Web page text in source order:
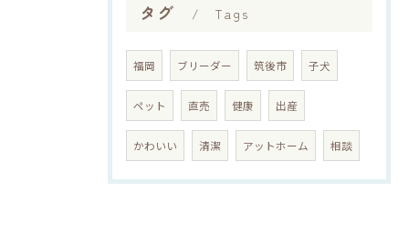
タグ Tags
福岡 ブリーダー 筑後市 子犬
ペット 直売 健康 出産
かわいい 清潔 アットホーム 相談